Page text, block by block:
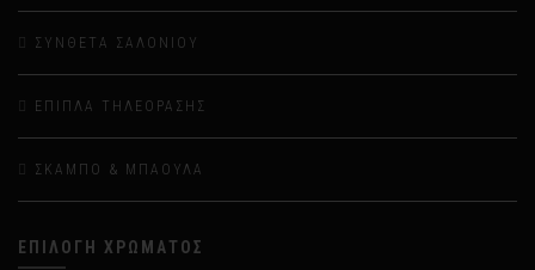
ΣΎΝΘΕΤΑ ΣΑΛΟΝΙΟΎ
ΈΠΙΠΛΑ ΤΗΛΕΌΡΑΣΗΣ
ΣΚΑΜΠΌ & ΜΠΑΟΎΛΑ
ΕΠΙΛΟΓΉ ΧΡΏΜΑΤΟΣ